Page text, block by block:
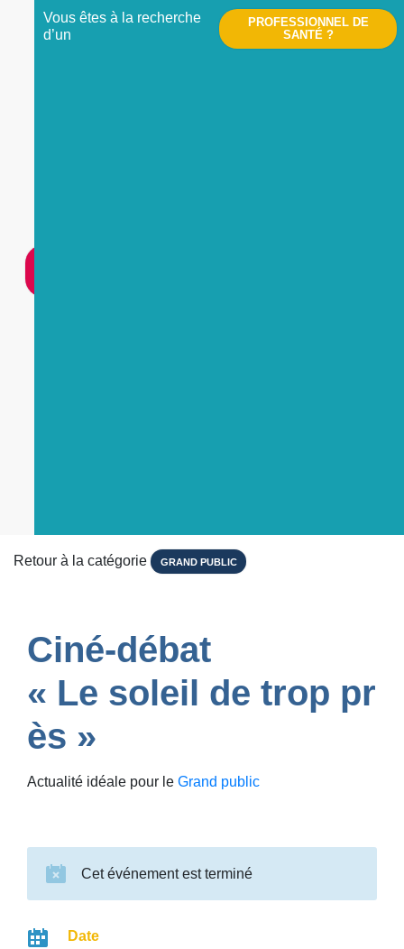
Vous êtes à la recherche
d’un
PROFESSIONNEL DE
SANTÉ ?
Retour à la catégorie GRAND PUBLIC
Ciné-débat
« Le soleil de trop pr
ès »
Actualité idéale pour le Grand public
Cet événement est terminé
Date